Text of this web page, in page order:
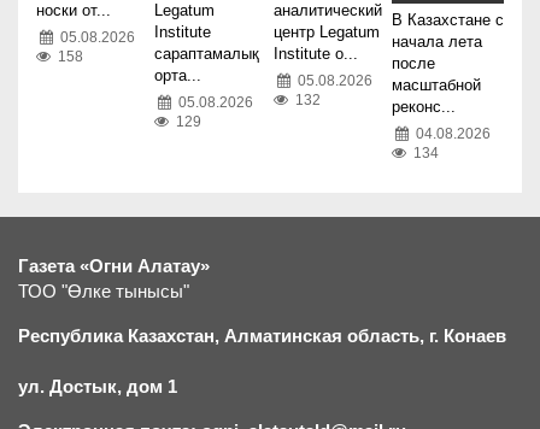
носки от...
05.08.2026
158
Legatum
Institute
сараптамалық
орта...
05.08.2026
129
аналитический
центр Legatum
Institute о...
05.08.2026
132
В Казахстане с
начала лета
после
масштабной
реконс...
04.08.2026
134
Газета «Огни Алатау»
ТОО "Өлке тынысы"
Республика Казахстан, Алматинская область, г. Конаев
ул. Достык, дом 1